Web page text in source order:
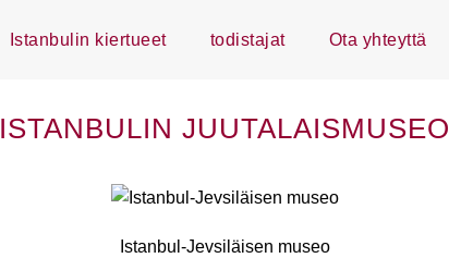
Istanbulin kiertueet todistajat Ota yhteyttä
ISTANBULIN JUUTALAISMUSEO
Istanbul-Jevsiläisen museo